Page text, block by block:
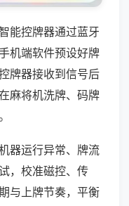
能控牌器通过蓝牙
机端软件预设好牌
牌器接收到信号后
麻将机洗牌、码牌
器运行异常、牌流
，校准磁控、传
与上牌节奏，平衡